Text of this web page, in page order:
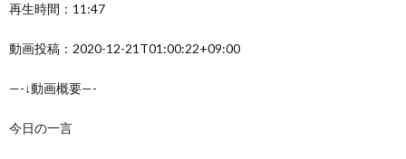
再生時間：11:47
動画投稿：2020-12-21T01:00:22+09:00
—-↓動画概要—-
今日の一言